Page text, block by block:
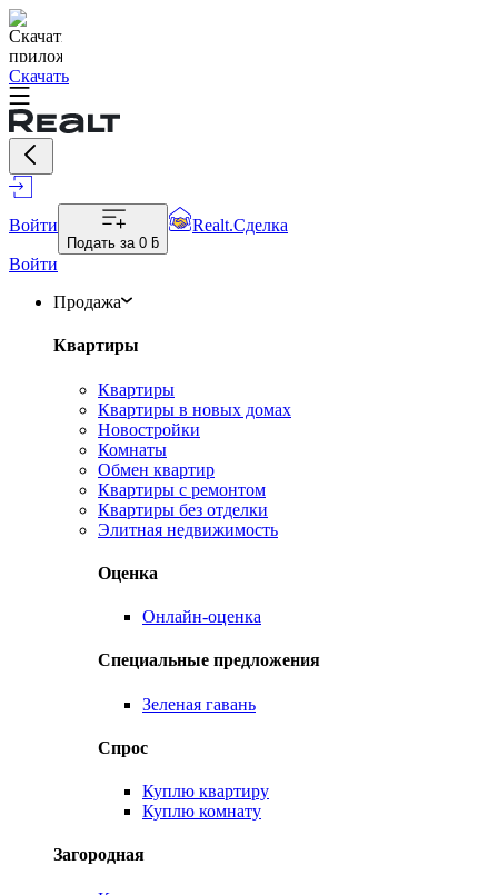
Скачать
Войти
Подать за 0 ƃ
Realt.Сделка
Войти
Продажа
Квартиры
Квартиры
Квартиры в новых домах
Новостройки
Комнаты
Обмен квартир
Квартиры с ремонтом
Квартиры без отделки
Элитная недвижимость
Оценка
Онлайн-оценка
Специальные предложения
Зеленая гавань
Спрос
Куплю квартиру
Куплю комнату
Загородная